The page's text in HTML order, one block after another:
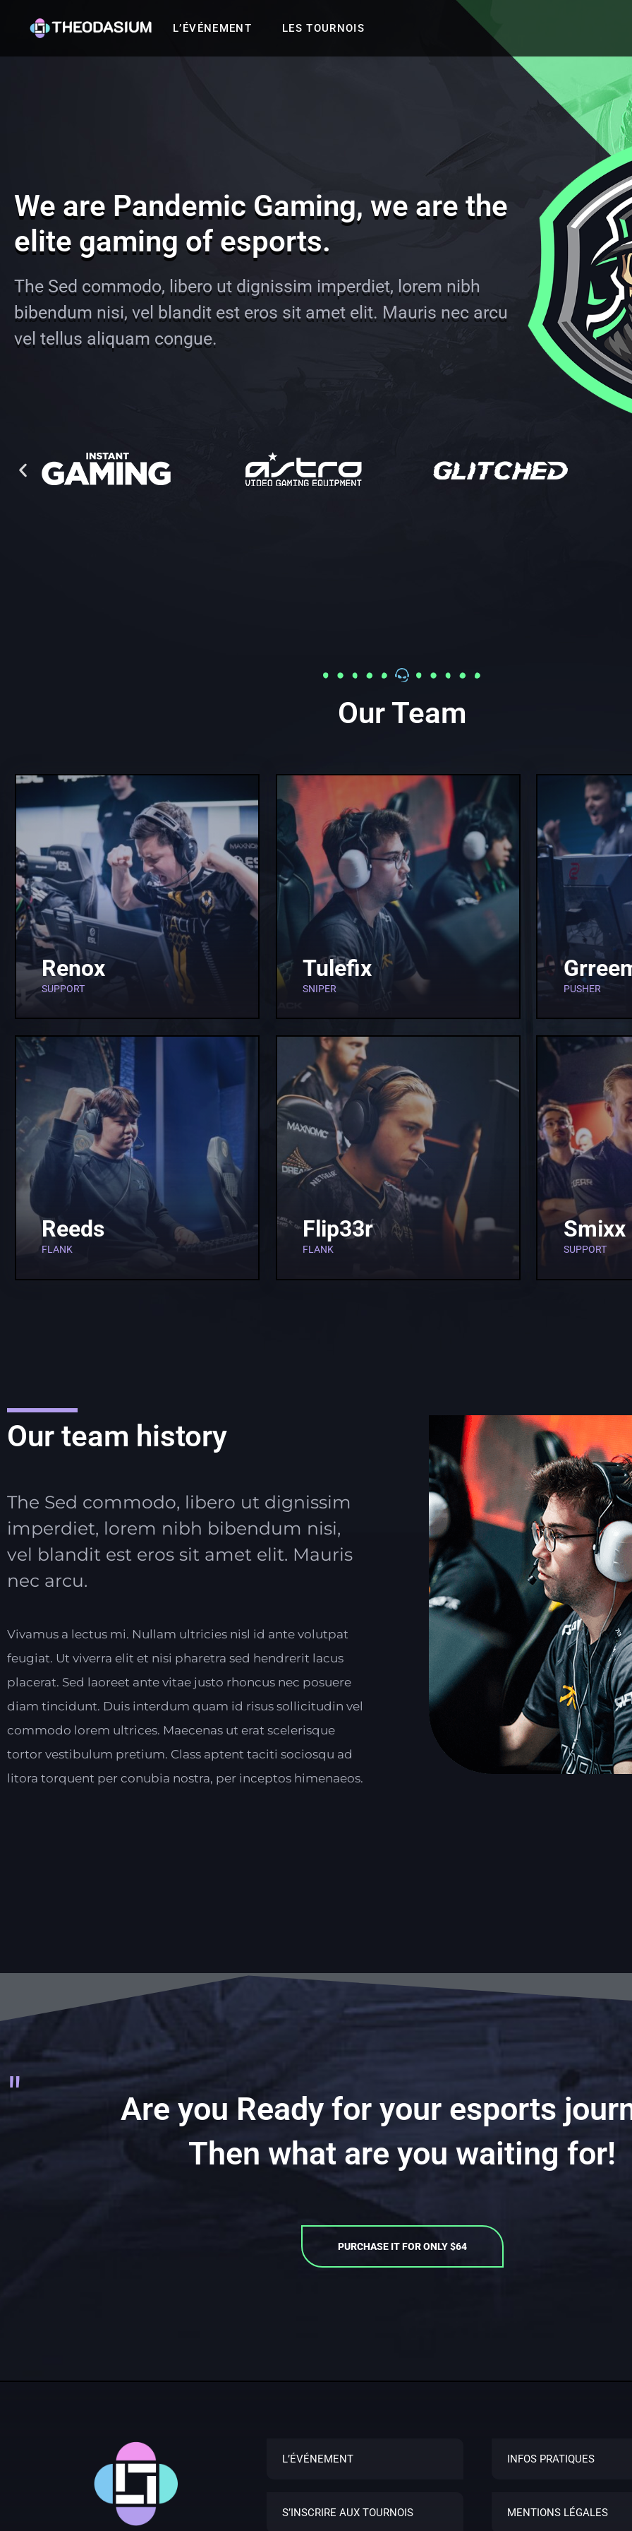
L’ÉVÉNEMENT LES TOURNOIS
We are Pandemic Gaming, we are the
elite gaming of esports.
The Sed commodo, libero ut dignissim imperdiet, lorem nibh
bibendum nisi, vel blandit est eros sit amet elit. Mauris nec arcu
vel tellus aliquam congue.
Our Team
Renox
SUPPORT
Tulefix
SNIPER PUSHER
Reeds
FLANK
Flip33r
FLANK
Smixx
SUPPORT
Our team history
The Sed commodo, libero ut dignissim
imperdiet, lorem nibh bibendum nisi,
vel blandit est eros sit amet elit. Mauris
nec arcu.
Vivamus a lectus mi. Nullam ultricies nisl id ante volutpat
feugiat. Ut viverra elit et nisi pharetra sed hendrerit lacus
placerat. Sed laoreet ante vitae justo rhoncus nec posuere
diam tincidunt. Duis interdum quam id risus sollicitudin vel
commodo lorem ultrices. Maecenas ut erat scelerisque
tortor vestibulum pretium. Class aptent taciti sociosqu ad
litora torquent per conubia nostra, per inceptos himenaeos.
Are you Ready for your esports
Then what are you waiting for!
PURCHASE IT FOR ONLY $64
L’ÉVÉNEMENT
S’INSCRIRE AUX TOURNOIS
INFOS PRATIQUES
MENTIONS LÉGALES